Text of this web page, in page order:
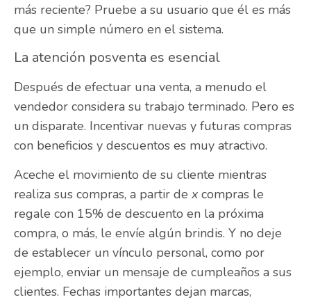
más reciente? Pruebe a su usuario que él es más
que un simple número en el sistema.
La atención posventa es esencial
Después de efectuar una venta, a menudo el
vendedor considera su trabajo terminado. Pero es
un disparate. Incentivar nuevas y futuras compras
con beneficios y descuentos es muy atractivo.
Aceche el movimiento de su cliente mientras
realiza sus compras, a partir de x compras le
regale con 15% de descuento en la próxima
compra, o más, le envíe algún brindis. Y no deje
de establecer un vínculo personal, como por
ejemplo, enviar un mensaje de cumpleaños a sus
clientes. Fechas importantes dejan marcas,